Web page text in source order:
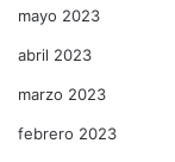
mayo 2023
abril 2023
marzo 2023
febrero 2023